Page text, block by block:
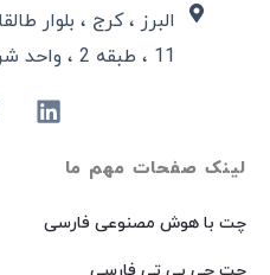
لینک صفحات مهم ما
چت با هوش مصنوعی فارسی
البرز ، کرج ، بلوار
11 ، طبقه 2 ، واحد شرقی